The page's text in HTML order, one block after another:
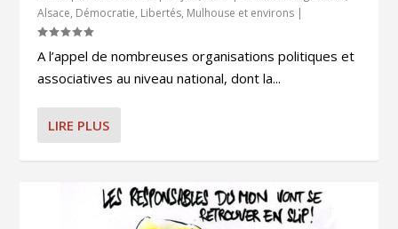
Alsace, Démocratie, Libertés, Mulhouse et environs |
A l’appel de nombreuses organisations politiques et
associatives au niveau national, dont la...
LIRE PLUS